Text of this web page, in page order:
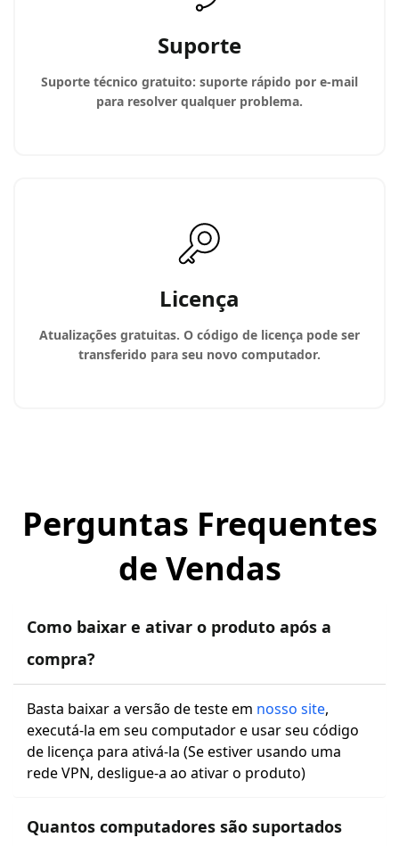
Suporte
Suporte técnico gratuito: suporte rápido por e-mail
para resolver qualquer problema.
Licença
Atualizações gratuitas. O código de licença pode ser
transferido para seu novo computador.
Perguntas Frequentes
de Vendas
Como baixar e ativar o produto após a
compra?
Basta baixar a versão de teste em nosso site,
executá-la em seu computador e usar seu código
de licença para ativá-la (Se estiver usando uma
rede VPN, desligue-a ao ativar o produto)
Quantos computadores são suportados